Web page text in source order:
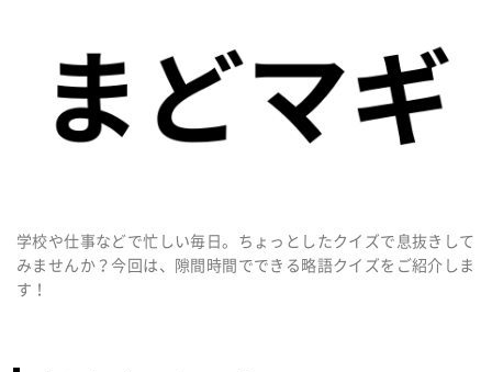
学校や仕事などで忙しい毎日。ちょっとしたクイズで息抜きして
みませんか？今回は、隙間時間でできる略語クイズをご紹介しま
す！